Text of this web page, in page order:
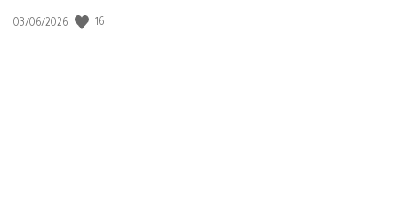
:
state
Date
03/06/2026 16